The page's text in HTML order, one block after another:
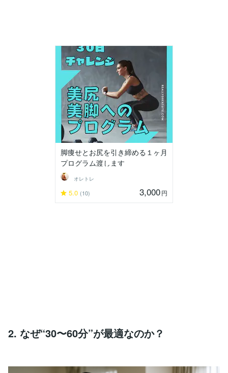
脚痩せとお尻を引き締める１ヶ月
プログラム渡します
オレトレ
5.0 (10) 3,000円
2. なぜ“30〜60分”が最適なのか？